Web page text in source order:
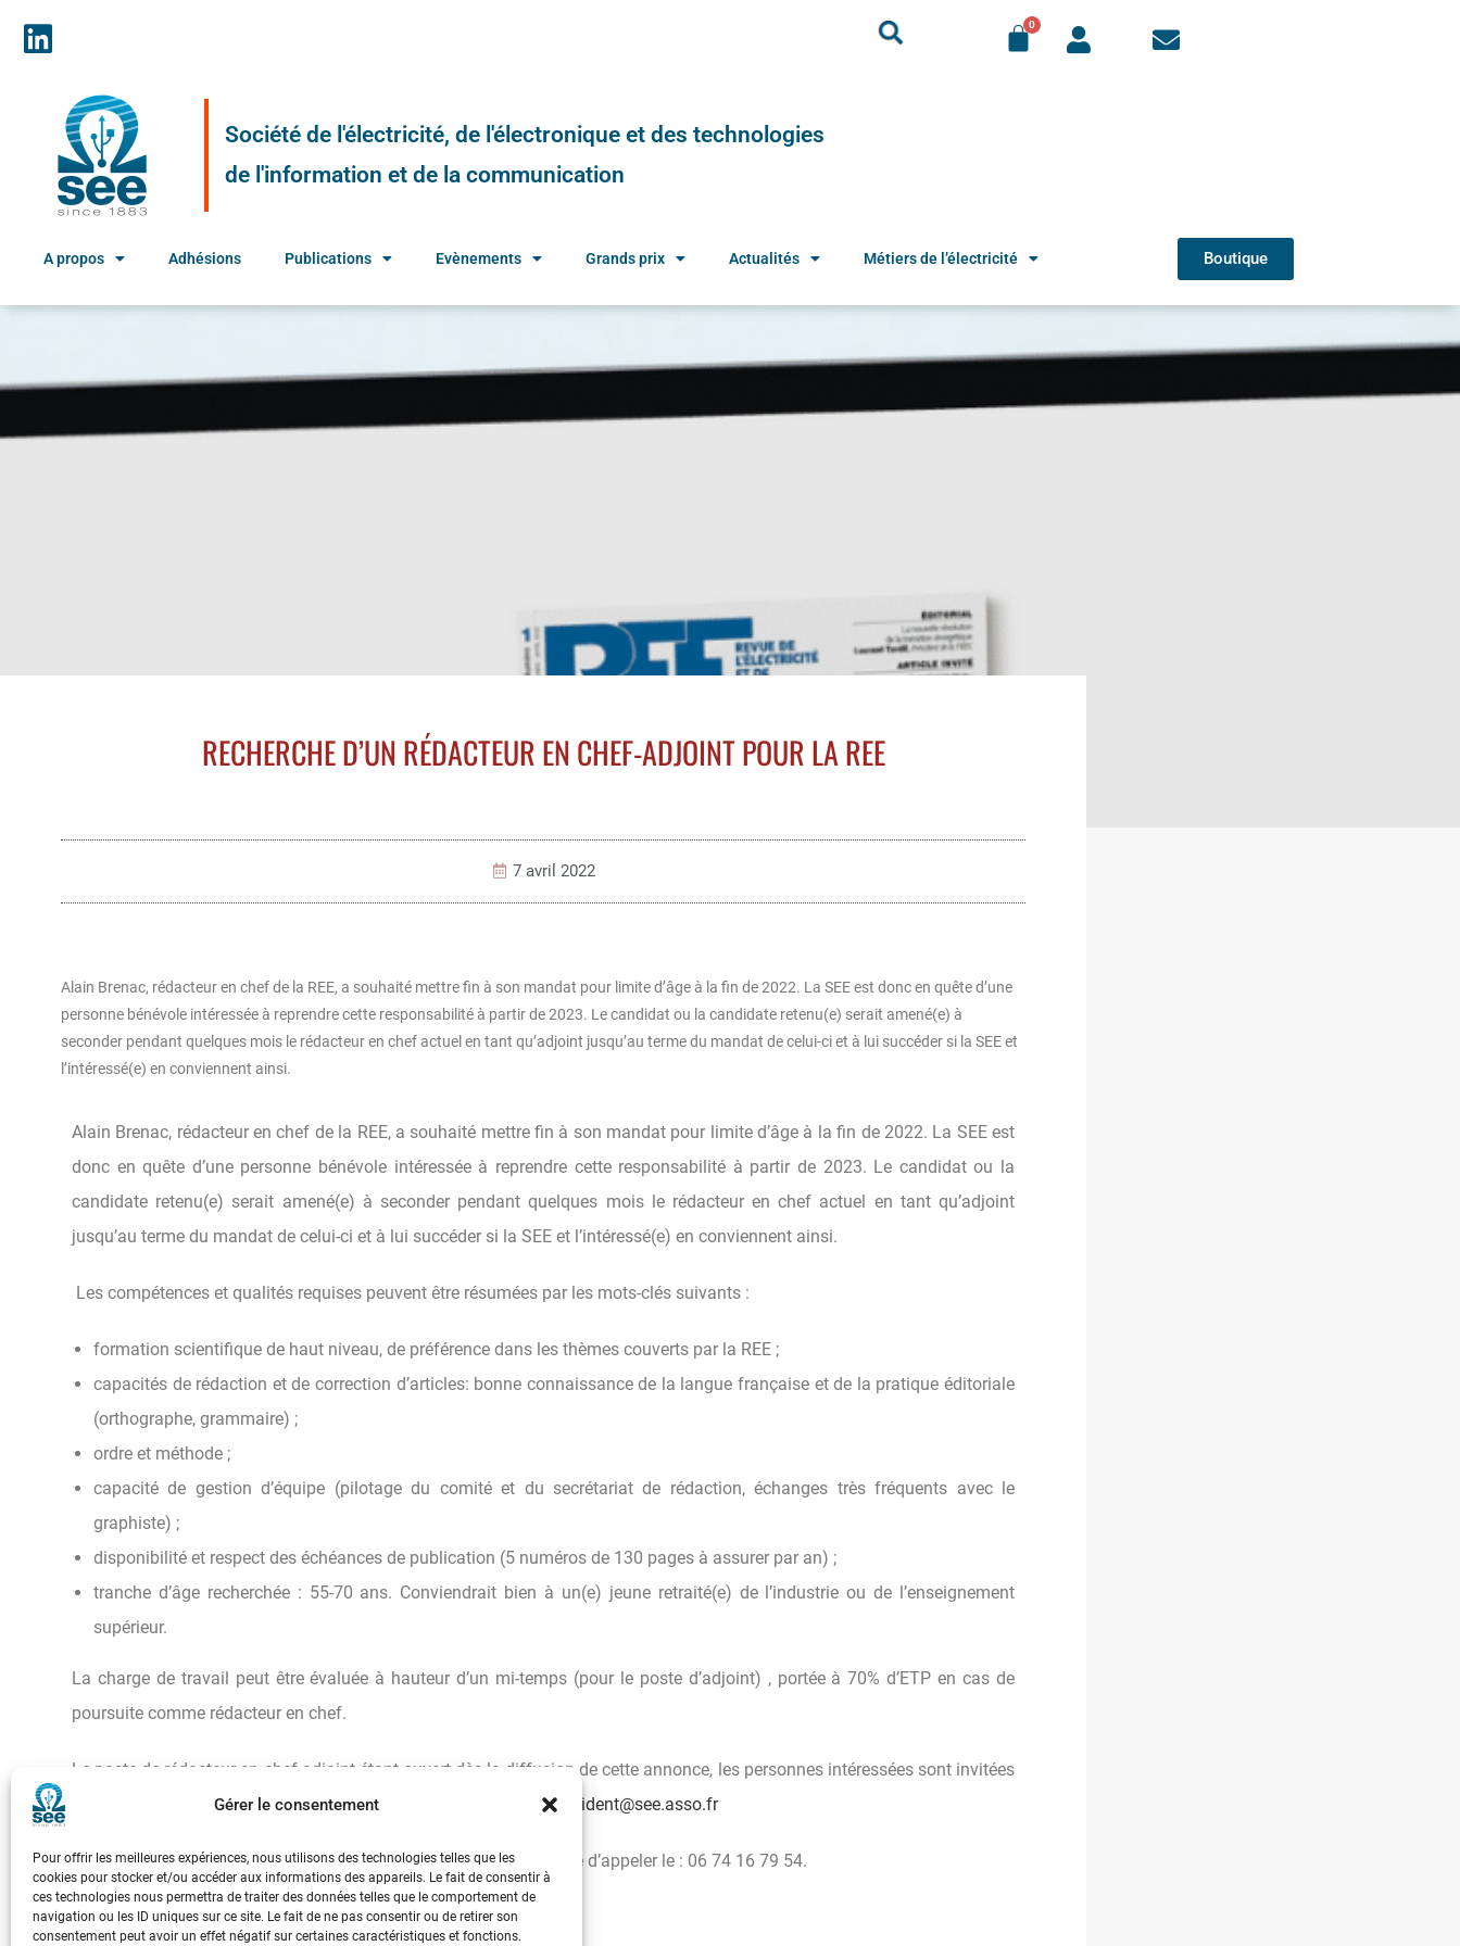
Gérer le consentement
Pour offrir les meilleures expériences, nous utilisons des technologies telles que les
cookies pour stocker et/ou accéder aux informations des appareils. Le fait de consentir à
ces technologies nous permettra de traiter des données telles que le comportement de
navigation ou les ID uniques sur ce site. Le fait de ne pas consentir ou de retirer son
consentement peut avoir un effet négatif sur certaines caractéristiques et fonctions.
Société de l'électricité, de l'électronique et des technologies
de l'information et de la communication
A propos Adhésions Publications Evènements Grands prix Actualités Métiers de l’électricité Boutique
RECHERCHE D’UN RÉDACTEUR EN CHEF-ADJOINT POUR LA REE
7 avril 2022
Alain Brenac, rédacteur en chef de la REE, a souhaité mettre fin à son mandat pour limite d’âge à la fin de 2022. La SEE est donc en quête d’une
personne bénévole intéressée à reprendre cette responsabilité à partir de 2023. Le candidat ou la candidate retenu(e) serait amené(e) à
seconder pendant quelques mois le rédacteur en chef actuel en tant qu’adjoint jusqu’au terme du mandat de celui-ci et à lui succéder si la SEE et
l’intéressé(e) en conviennent ainsi.
Alain Brenac, rédacteur en chef de la REE, a souhaité mettre fin à son mandat pour limite d’âge à la fin de 2022. La SEE est
donc en quête d’une personne bénévole intéressée à reprendre cette responsabilité à partir de 2023. Le candidat ou la
candidate retenu(e) serait amené(e) à seconder pendant quelques mois le rédacteur en chef actuel en tant qu’adjoint
jusqu’au terme du mandat de celui-ci et à lui succéder si la SEE et l’intéressé(e) en conviennent ainsi.
Les compétences et qualités requises peuvent être résumées par les mots-clés suivants :
formation scientifique de haut niveau, de préférence dans les thèmes couverts par la REE ;
capacités de rédaction et de correction d’articles: bonne connaissance de la langue française et de la pratique éditoriale
(orthographe, grammaire) ;
ordre et méthode ;
capacité de gestion d’équipe (pilotage du comité et du secrétariat de rédaction, échanges très fréquents avec le
graphiste) ;
disponibilité et respect des échéances de publication (5 numéros de 130 pages à assurer par an) ;
tranche d’âge recherchée : 55-70 ans. Conviendrait bien à un(e) jeune retraité(e) de l’industrie ou de l’enseignement
supérieur.
La charge de travail peut être évaluée à hauteur d’un mi-temps (pour le poste d’adjoint) , portée à 70% d’ETP en cas de
poursuite comme rédacteur en chef.
Le poste de rédacteur en chef-adjoint étant ouvert dès la diffusion de cette annonce, les personnes intéressées sont invitées
à se faire connaître auprès du président de la SEE à l’adresse :president@see.asso.fr
Pour tout renseignement préalable sur les missions du poste, prière d’appeler le : 06 74 16 79 54.